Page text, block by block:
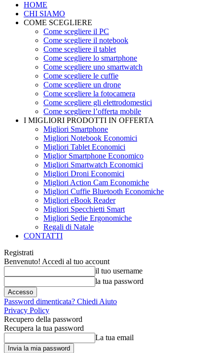
HOME
CHI SIAMO
COME SCEGLIERE
Come scegliere il PC
Come scegliere il notebook
Come scegliere il tablet
Come scegliere lo smartphone
Come scegliere uno smartwatch
Come scegliere le cuffie
Come scegliere un drone
Come scegliere la fotocamera
Come scegliere gli elettrodomestici
Come scegliere l’offerta mobile
I MIGLIORI PRODOTTI IN OFFERTA
Migliori Smartphone
Migliori Notebook Economici
Migliori Tablet Economici
Miglior Smartphone Economico
Migliori Smartwatch Economici
Migliori Droni Economici
Migliori Action Cam Economiche
Migliori Cuffie Bluetooth Economiche
Migliori eBook Reader
Migliori Specchietti Smart
Migliori Sedie Ergonomiche
Regali di Natale
CONTATTI
Registrati
Benvenuto! Accedi al tuo account
il tuo username
la tua password
Password dimenticata? Chiedi Aiuto
Privacy Policy
Recupero della password
Recupera la tua password
La tua email